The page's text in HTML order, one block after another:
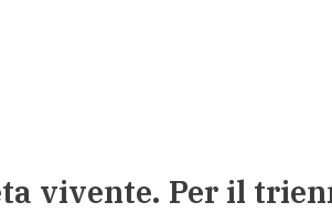
vivente. Per il